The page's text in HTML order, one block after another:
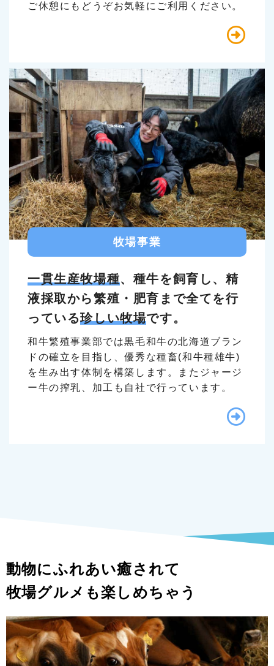
ご休憩にもどうぞお気軽にご利用ください。
牧場事業
一貫生産牧場種、種牛を飼育し、精
液採取から繁殖・肥育まで全てを行
っている珍しい牧場です。
和牛繁殖事業部では黒毛和牛の北海道ブラン
ドの確立を目指し、優秀な種畜(和牛種雄牛)
を生み出す体制を構築します。またジャージ
ー牛の搾乳、加工も自社で行っています。
動物にふれあい癒されて
牧場グルメも楽しめちゃう